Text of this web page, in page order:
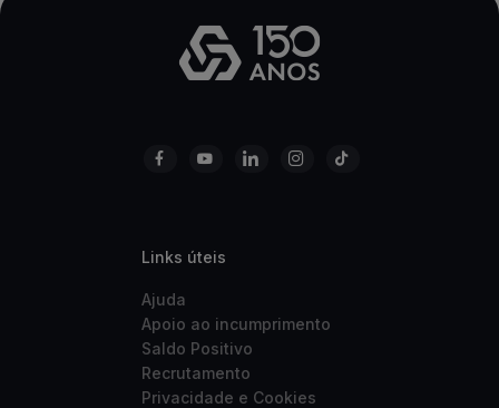
Links úteis
Ajuda
Apoio ao incumprimento
Saldo Positivo
Recrutamento
Privacidade e Cookies